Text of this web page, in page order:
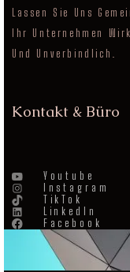
Lassen Sie Uns
Ihr Unternehmen
Und Unverbindlich.
Kontakt & Büro
Youtube
Instagram
TikTok
LinkedIn
Facebook